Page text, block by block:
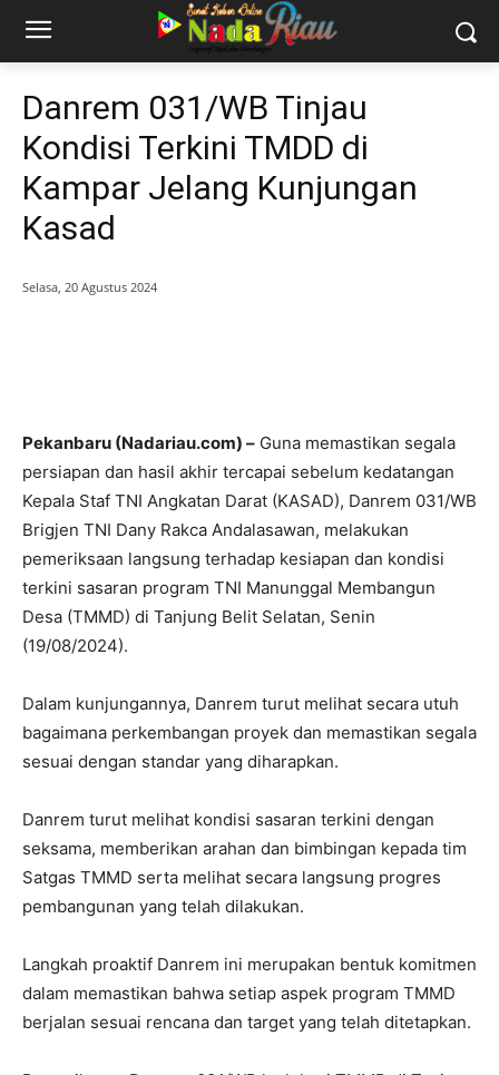
Danrem 031/WB Tinjau
Kondisi Terkini TMDD di
Kampar Jelang Kunjungan
Kasad
Selasa, 20 Agustus 2024
Pekanbaru (Nadariau.com) – Guna memastikan segala
persiapan dan hasil akhir tercapai sebelum kedatangan
Kepala Staf TNI Angkatan Darat (KASAD), Danrem 031/WB
Brigjen TNI Dany Rakca Andalasawan, melakukan
pemeriksaan langsung terhadap kesiapan dan kondisi
terkini sasaran program TNI Manunggal Membangun
Desa (TMMD) di Tanjung Belit Selatan, Senin
(19/08/2024).
Dalam kunjungannya, Danrem turut melihat secara utuh
bagaimana perkembangan proyek dan memastikan segala
sesuai dengan standar yang diharapkan.
Danrem turut melihat kondisi sasaran terkini dengan
seksama, memberikan arahan dan bimbingan kepada tim
Satgas TMMD serta melihat secara langsung progres
pembangunan yang telah dilakukan.
Langkah proaktif Danrem ini merupakan bentuk komitmen
dalam memastikan bahwa setiap aspek program TMMD
berjalan sesuai rencana dan target yang telah ditetapkan.